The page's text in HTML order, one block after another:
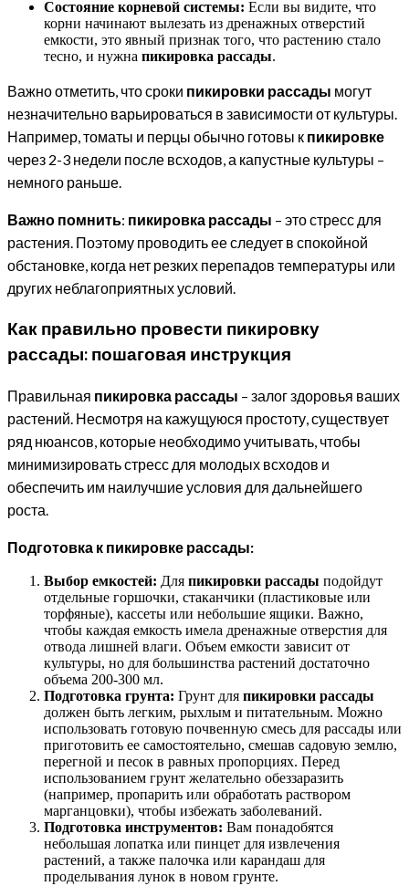
Состояние корневой системы: Если вы видите, что
корни начинают вылезать из дренажных отверстий
емкости, это явный признак того, что растению стало
тесно, и нужна пикировка рассады.
Важно отметить, что сроки пикировки рассады могут
незначительно варьироваться в зависимости от культуры.
Например, томаты и перцы обычно готовы к пикировке
через 2-3 недели после всходов, а капустные культуры –
немного раньше.
Важно помнить: пикировка рассады – это стресс для
растения. Поэтому проводить ее следует в спокойной
обстановке, когда нет резких перепадов температуры или
других неблагоприятных условий.
Как правильно провести пикировку
рассады: пошаговая инструкция
Правильная пикировка рассады – залог здоровья ваших
растений. Несмотря на кажущуюся простоту, существует
ряд нюансов, которые необходимо учитывать, чтобы
минимизировать стресс для молодых всходов и
обеспечить им наилучшие условия для дальнейшего
роста.
Подготовка к пикировке рассады:
Выбор емкостей: Для пикировки рассады подойдут
отдельные горшочки, стаканчики (пластиковые или
торфяные), кассеты или небольшие ящики. Важно,
чтобы каждая емкость имела дренажные отверстия для
отвода лишней влаги. Объем емкости зависит от
культуры, но для большинства растений достаточно
объема 200-300 мл.
Подготовка грунта: Грунт для пикировки рассады
должен быть легким, рыхлым и питательным. Можно
использовать готовую почвенную смесь для рассады или
приготовить ее самостоятельно, смешав садовую землю,
перегной и песок в равных пропорциях. Перед
использованием грунт желательно обеззаразить
(например, пропарить или обработать раствором
марганцовки), чтобы избежать заболеваний.
Подготовка инструментов: Вам понадобятся
небольшая лопатка или пинцет для извлечения
растений, а также палочка или карандаш для
проделывания лунок в новом грунте.